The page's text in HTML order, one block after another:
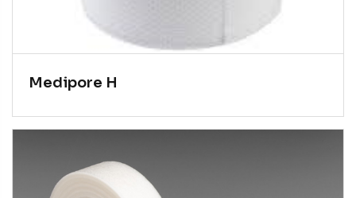
Medipore H